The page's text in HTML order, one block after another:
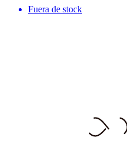
Fuera de stock